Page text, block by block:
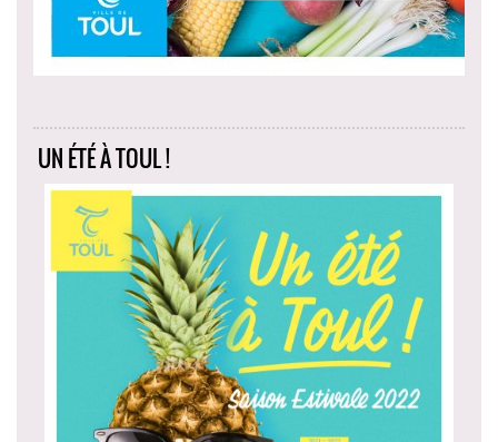
UN ÉTÉ À TOUL !